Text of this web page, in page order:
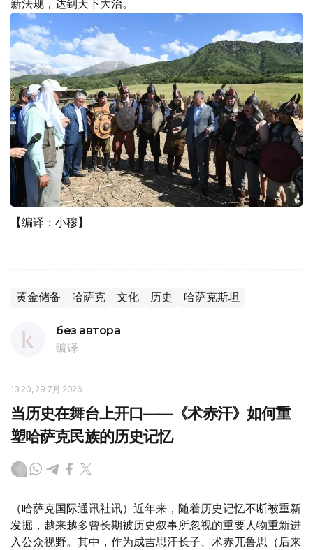
新法规，达到天下大治。
【编译：小穆】
黄金储备 哈萨克 文化 历史 哈萨克斯坦
без автора
编译
13:20, 29 7月 2026
当历史在舞台上开口——《术赤汗》如何重
塑哈萨克民族的历史记忆
（哈萨克国际通讯社讯）近年来，随着历史记忆不断被重新
发掘，越来越多曾长期被历史叙事所忽视的重要人物重新进
入公众视野。其中，作为成吉思汗长子、术赤兀鲁思（后来